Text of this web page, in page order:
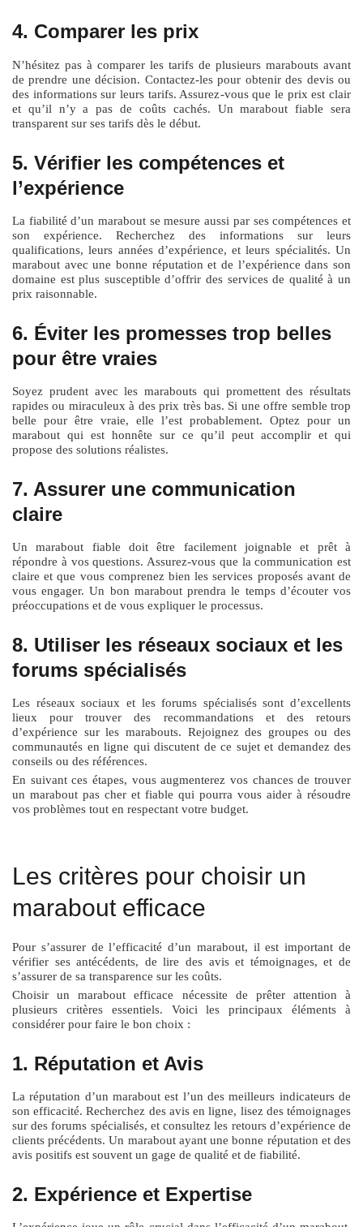
4. Comparer les prix
N’hésitez pas à comparer les tarifs de plusieurs marabouts avant
de prendre une décision. Contactez-les pour obtenir des devis ou
des informations sur leurs tarifs. Assurez-vous que le prix est clair
et qu’il n’y a pas de coûts cachés. Un marabout fiable sera
transparent sur ses tarifs dès le début.
5. Vérifier les compétences et
l’expérience
La fiabilité d’un marabout se mesure aussi par ses compétences et
son expérience. Recherchez des informations sur leurs
qualifications, leurs années d’expérience, et leurs spécialités. Un
marabout avec une bonne réputation et de l’expérience dans son
domaine est plus susceptible d’offrir des services de qualité à un
prix raisonnable.
6. Éviter les promesses trop belles
pour être vraies
Soyez prudent avec les marabouts qui promettent des résultats
rapides ou miraculeux à des prix très bas. Si une offre semble trop
belle pour être vraie, elle l’est probablement. Optez pour un
marabout qui est honnête sur ce qu’il peut accomplir et qui
propose des solutions réalistes.
7. Assurer une communication
claire
Un marabout fiable doit être facilement joignable et prêt à
répondre à vos questions. Assurez-vous que la communication est
claire et que vous comprenez bien les services proposés avant de
vous engager. Un bon marabout prendra le temps d’écouter vos
préoccupations et de vous expliquer le processus.
8. Utiliser les réseaux sociaux et les
forums spécialisés
Les réseaux sociaux et les forums spécialisés sont d’excellents
lieux pour trouver des recommandations et des retours
d’expérience sur les marabouts. Rejoignez des groupes ou des
communautés en ligne qui discutent de ce sujet et demandez des
conseils ou des références.
En suivant ces étapes, vous augmenterez vos chances de trouver
un marabout pas cher et fiable qui pourra vous aider à résoudre
vos problèmes tout en respectant votre budget.
Les critères pour choisir un
marabout efficace
Pour s’assurer de l’efficacité d’un marabout, il est important de
vérifier ses antécédents, de lire des avis et témoignages, et de
s’assurer de sa transparence sur les coûts.
Choisir un marabout efficace nécessite de prêter attention à
plusieurs critères essentiels. Voici les principaux éléments à
considérer pour faire le bon choix :
1. Réputation et Avis
La réputation d’un marabout est l’un des meilleurs indicateurs de
son efficacité. Recherchez des avis en ligne, lisez des témoignages
sur des forums spécialisés, et consultez les retours d’expérience de
clients précédents. Un marabout ayant une bonne réputation et des
avis positifs est souvent un gage de qualité et de fiabilité.
2. Expérience et Expertise